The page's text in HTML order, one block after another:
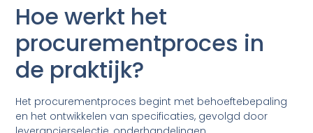
Hoe werkt het
procurementproces in
de praktijk?
Het procurementproces begint met behoeftebepaling
en het ontwikkelen van specificaties, gevolgd door